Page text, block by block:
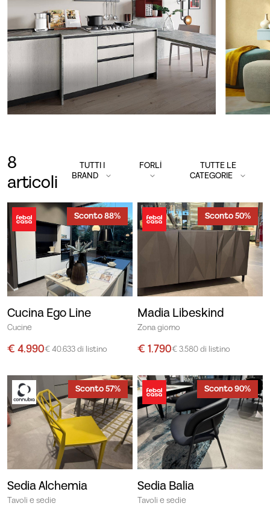
8
articoli
TUTTI I
BRAND
FORLÌ
TUTTE LE
CATEGORIE
Sconto 88%
Cucina Ego Line
Cucine
€ 4.990€ 40.633 di listino
Sconto 50%
Madia Libeskind
Zona giorno
€ 1.790€ 3.580 di listino
Sconto 57%
Sedia Alchemia
Tavoli e sedie
Sconto 90%
Sedia Balia
Tavoli e sedie